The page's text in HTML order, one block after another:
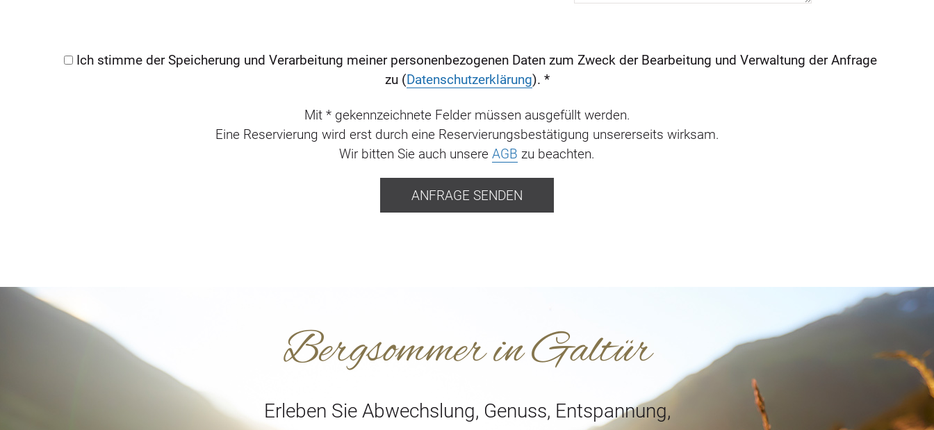
Ich stimme der Speicherung und Verarbeitung meiner personenbezogenen Daten zum Zweck der Bearbeitung und Verwaltung der Anfrage
zu (Datenschutzerklärung). *
Mit * gekennzeichnete Felder müssen ausgefüllt werden.
Eine Reservierung wird erst durch eine Reservierungsbestätigung unsererseits wirksam.
Wir bitten Sie auch unsere AGB zu beachten.
Bergsommer in Galtür
Erleben Sie Abwechslung, Genuss, Entspannung,